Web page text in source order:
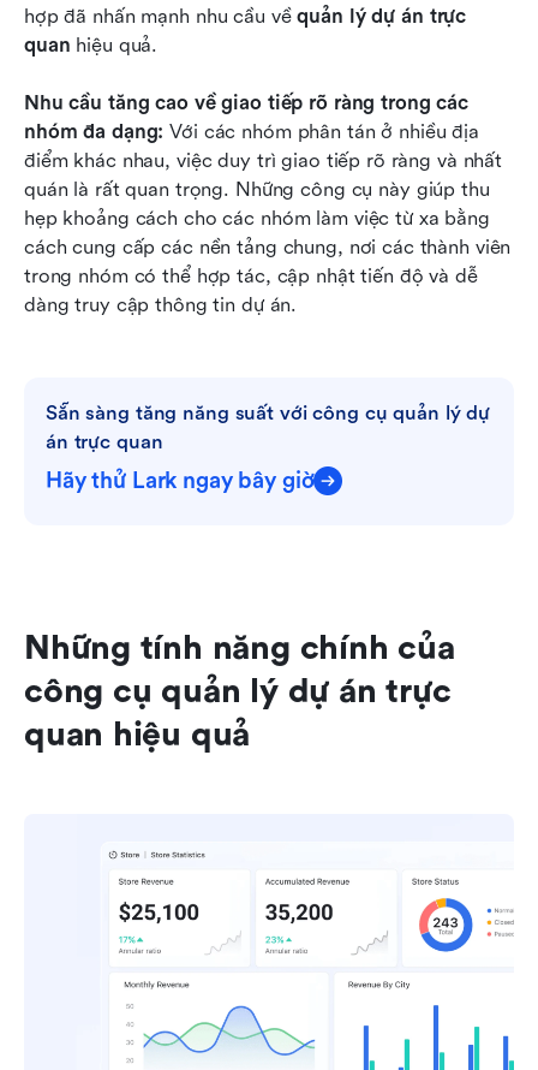
hợp đã nhấn mạnh nhu cầu về quản lý dự án trực
quan hiệu quả.
Nhu cầu tăng cao về giao tiếp rõ ràng trong các
nhóm đa dạng: Với các nhóm phân tán ở nhiều địa
điểm khác nhau, việc duy trì giao tiếp rõ ràng và nhất
quán là rất quan trọng. Những công cụ này giúp thu
hẹp khoảng cách cho các nhóm làm việc từ xa bằng
cách cung cấp các nền tảng chung, nơi các thành viên
trong nhóm có thể hợp tác, cập nhật tiến độ và dễ
dàng truy cập thông tin dự án.
Sẵn sàng tăng năng suất với công cụ quản lý dự
án trực quan
Hãy thử Lark ngay bây giờ
Những tính năng chính của
công cụ quản lý dự án trực
quan hiệu quả